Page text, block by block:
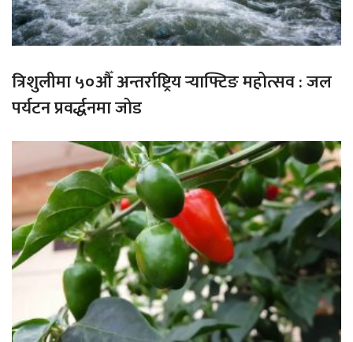
त्रिशुलीमा ५०औँ अन्तर्राष्ट्रिय र्‍याफ्टिङ महोत्सव : जल
पर्यटन प्रवर्द्धनमा जोड